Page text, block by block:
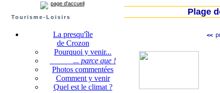
page d'accueil
Tourisme-Loisirs
La presqu'île
de Crozon
Pourquoi y venir...
... parce que !
Photos commentées
Comment y venir
Quel est le climat ?
Plage
<<